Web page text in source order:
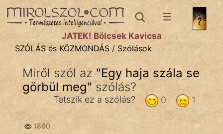
SZÓLÁS ÉS KÖZMONDÁStémák:
Bibliai
Közmondások
Szállóigék
JÁTÉK! Bölcsek Kavicsa
SZÓLÁS és KÖZMONDÁS / Szólások
Miről szól az "Egy haja szála se
görbül meg" szólás?
1
0
Tetszik ez a szólás?
1860